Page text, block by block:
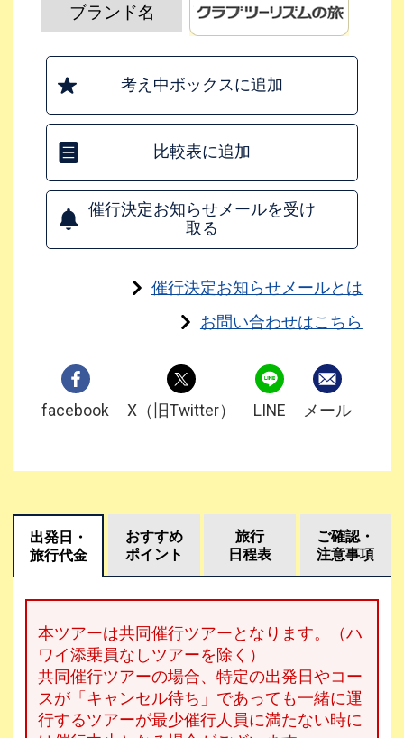
ブランド名
考え中ボックスに追加
比較表に追加
催行決定お知らせメールを受け
取る
催行決定お知らせメールとは
お問い合わせはこちら
facebook X（旧Twitter） LINE メール
出発日・
旅行代金
おすすめ
ポイント
旅行
日程表
ご確認・
注意事項
本ツアーは共同催行ツアーとなります。（ハ
ワイ添乗員なしツアーを除く）
共同催行ツアーの場合、特定の出発日やコー
スが「キャンセル待ち」であっても一緒に運
行するツアーが最少催行人員に満たない時に